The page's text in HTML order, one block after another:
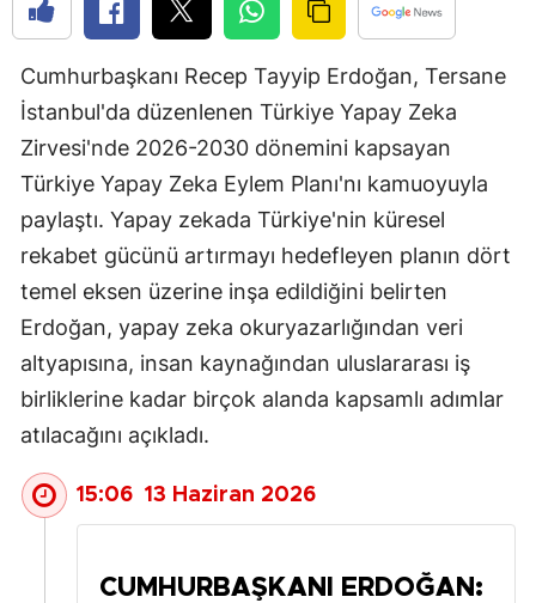
Gaziantep
Giresun
Gümüşhane
Hakkari
Isparta
Kars
Cumhurbaşkanı Recep Tayyip Erdoğan, Tersane
İstanbul'da düzenlenen Türkiye Yapay Zeka
Zirvesi'nde 2026-2030 dönemini kapsayan
Türkiye Yapay Zeka Eylem Planı'nı kamuoyuyla
paylaştı. Yapay zekada Türkiye'nin küresel
rekabet gücünü artırmayı hedefleyen planın dört
temel eksen üzerine inşa edildiğini belirten
Erdoğan, yapay zeka okuryazarlığından veri
altyapısına, insan kaynağından uluslararası iş
birliklerine kadar birçok alanda kapsamlı adımlar
atılacağını açıkladı.
15:06 13 Haziran 2026
CUMHURBAŞKANI ERDOĞAN: